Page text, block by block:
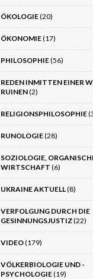
ÖKOLOGIE(20)
ÖKONOMIE(17)
PHILOSOPHIE(56)
REDEN INMITTEN EINER
RUINEN(2)
RELIGIONSPHILOSOPHIE
RUNOLOGIE(28)
SOZIOLOGIE,
WIRTSCHAFT (6)
UKRAINE AKTUELL(8)
VERFOLGUNG DURCH DIE
GESINNUNGSJUSTIZ(22)
VIDEO(179)
VÖLKERBIOLOGIE UND -
PSYCHOLOGIE(19)